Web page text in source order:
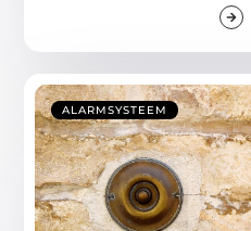
ALARMSYSTEEM